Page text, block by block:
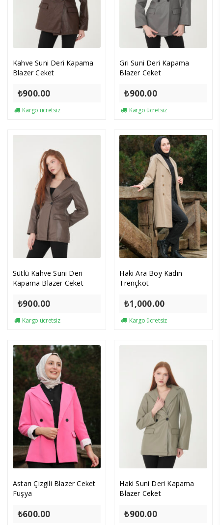
Kahve Suni Deri Kapama
Blazer Ceket
₺900.00
Kargo ücretsiz
Gri Suni Deri Kapama
Blazer Ceket
₺900.00
Kargo ücretsiz
Sütlü Kahve Suni Deri
Kapama Blazer Ceket
₺900.00
Kargo ücretsiz
Haki Ara Boy Kadın
Trençkot
₺1,000.00
Kargo ücretsiz
Astarı Çizgili Blazer Ceket
Fuşya
₺600.00
Haki Suni Deri Kapama
Blazer Ceket
₺900.00